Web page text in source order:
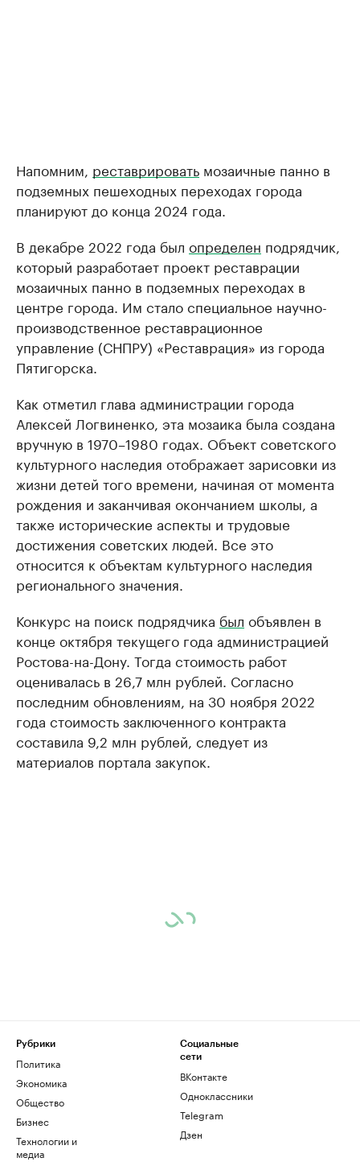
Напомним, реставрировать мозаичные панно в
подземных пешеходных переходах города
планируют до конца 2024 года.
В декабре 2022 года был определен подрядчик,
который разработает проект реставрации
мозаичных панно в подземных переходах в
центре города. Им стало специальное научно-
производственное реставрационное
управление (СНПРУ) «Реставрация» из города
Пятигорска.
Как отметил глава администрации города
Алексей Логвиненко, эта мозаика была создана
вручную в 1970–1980 годах. Объект советского
культурного наследия отображает зарисовки из
жизни детей того времени, начиная от момента
рождения и заканчивая окончанием школы, а
также исторические аспекты и трудовые
достижения советских людей. Все это
относится к объектам культурного наследия
регионального значения.
Конкурс на поиск подрядчика был объявлен в
конце октября текущего года администрацией
Ростова-на-Дону. Тогда стоимость работ
оценивалась в 26,7 млн рублей. Согласно
последним обновлениям, на 30 ноября 2022
года стоимость заключенного контракта
составила 9,2 млн рублей, следует из
материалов портала закупок.
Рубрики
Политика
Экономика
Общество
Бизнес
Технологии и
медиа
Социальные
сети
ВКонтакте
Одноклассники
Telegram
Дзен